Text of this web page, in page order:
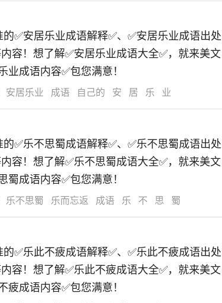
✅安居乐业成语解释✅、✅安居乐业成语出处
容！想了解✅安居乐业成语大全✅，就来美文
成语内容✅包您满意！
安居乐业 成语 自己的 安 居 乐 业
✅乐不思蜀成语解释✅、✅乐不思蜀成语出处
容！想了解✅乐不思蜀成语大全✅，就来美文
成语内容✅包您满意！
乐不思蜀 乐而忘返 成语 乐 不 思 蜀
✅乐此不疲成语解释✅、✅乐此不疲成语出处
容！想了解✅乐此不疲成语大全✅，就来美文
成语内容✅包您满意！